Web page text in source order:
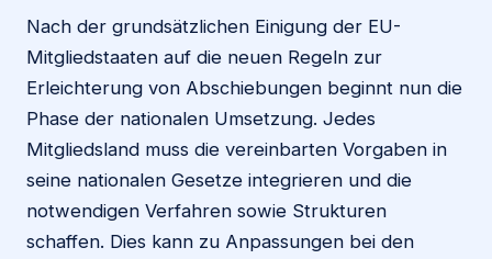
Nach der grundsätzlichen Einigung der EU-
Mitgliedstaaten auf die neuen Regeln zur
Erleichterung von Abschiebungen beginnt nun die
Phase der nationalen Umsetzung. Jedes
Mitgliedsland muss die vereinbarten Vorgaben in
seine nationalen Gesetze integrieren und die
notwendigen Verfahren sowie Strukturen
schaffen. Dies kann zu Anpassungen bei den